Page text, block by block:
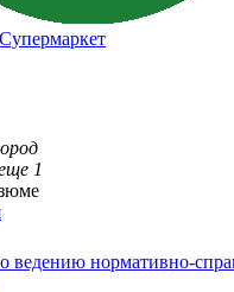
1
ведению нормативно-